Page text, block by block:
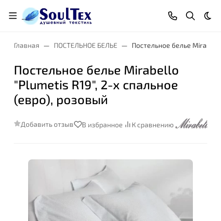
Главная ПОСТЕЛЬНОЕ БЕЛЬЕ Постельное белье
Постельное белье Mirabello
"Plumetis R19", 2-х спальное
(евро), розовый
Добавить отзыв В избранное К сравнению